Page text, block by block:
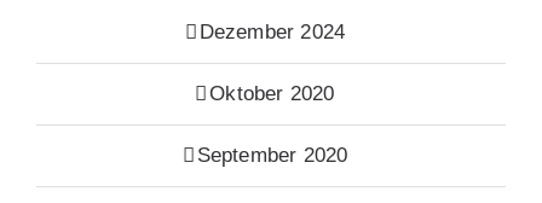
Dezember 2024
Oktober 2020
September 2020